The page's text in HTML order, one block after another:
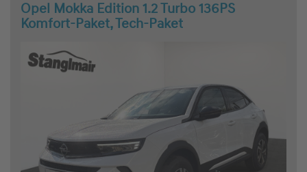
Opel Mokka Edition 1.2 Turbo 136PS
Komfort-Paket, Tech-Paket